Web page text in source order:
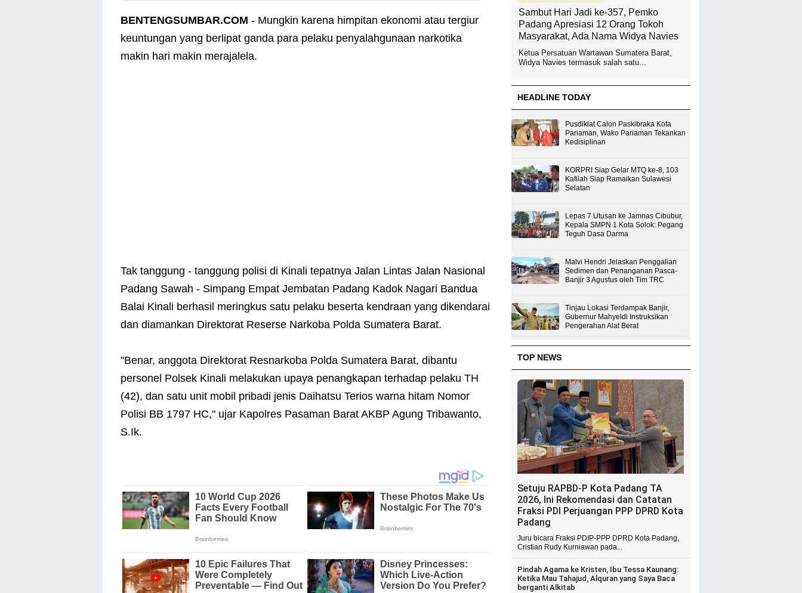
BENTENGSUMBAR.COM - Mungkin karena himpitan ekonomi atau tergiur
keuntungan yang berlipat ganda para pelaku penyalahgunaan narkotika
makin hari makin merajalela.
Tak tanggung - tanggung polisi di Kinali tepatnya Jalan Lintas Jalan Nasional
Padang Sawah - Simpang Empat Jembatan Padang Kadok Nagari Bandua
Balai Kinali berhasil meringkus satu pelaku beserta kendraan yang dikendarai
dan diamankan Direktorat Reserse Narkoba Polda Sumatera Barat.
"Benar, anggota Direktorat Resnarkoba Polda Sumatera Barat, dibantu
personel Polsek Kinali melakukan upaya penangkapan terhadap pelaku TH
(42), dan satu unit mobil pribadi jenis Daihatsu Terios warna hitam Nomor
Polisi BB 1797 HC," ujar Kapolres Pasaman Barat AKBP Agung Tribawanto,
S.Ik.
Sambut Hari Jadi ke-357, Pemko
Padang Apresiasi 12 Orang Tokoh
Masyarakat, Ada Nama Widya Navies
Ketua Persatuan Wartawan Sumatera Barat,
Widya Navies termasuk salah satu...
HEADLINE TODAY
Pusdiklat Calon Paskibraka Kota
Pariaman, Wako Pariaman Tekankan
Kedisiplinan
KORPRI Siap Gelar MTQ ke-8, 103
Kafilah Siap Ramaikan Sulawesi
Selatan
Lepas 7 Utusan ke Jamnas Cibubur,
Kepala SMPN 1 Kota Solok: Pegang
Teguh Dasa Darma
Malvi Hendri Jelaskan Penggalian
Sedimen dan Penanganan Pasca-
Banjir 3 Agustus oleh Tim TRC
Tinjau Lokasi Terdampak Banjir,
Gubernur Mahyeldi Instruksikan
Pengerahan Alat Berat
TOP NEWS
Setuju RAPBD-P Kota Padang TA
2026, Ini Rekomendasi dan Catatan
Fraksi PDI Perjuangan PPP DPRD Kota
Padang
Juru bicara Fraksi PDIP-PPP DPRD Kota Padang,
Cristian Rudy Kurniawan pada...
Pindah Agama ke Kristen, Ibu Tessa Kaunang:
Ketika Mau Tahajud, Alquran yang Saya Baca
berganti Alkitab